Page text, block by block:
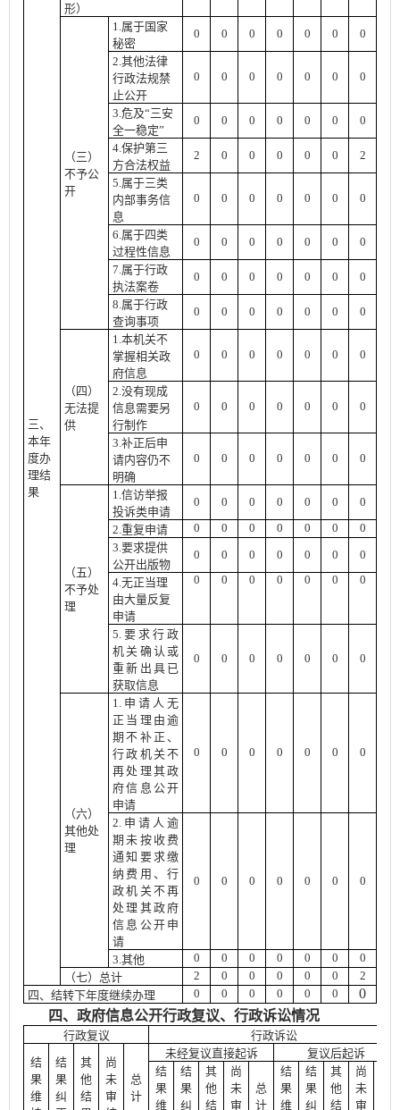
三、
本年
度办
理结
果
形）
（三）
不予公
开
1.属于国家
秘密
0 0 0 0 0 0 0
2.其他法律
行政法规禁
止公开
0 0 0 0 0 0 0
3.危及“三安
全一稳定”
0 0 0 0 0 0 0
4.保护第三
方合法权益
2 0 0 0 0 0 2
5.属于三类
内部事务信
息
0 0 0 0 0 0 0
6.属于四类
过程性信息
0 0 0 0 0 0 0
7.属于行政
执法案卷
0 0 0 0 0 0 0
8.属于行政
查询事项
0 0 0 0 0 0 0
（四）
无法提
供
1.本机关不
掌握相关政
府信息
0 0 0 0 0 0 0
2.没有现成
信息需要另
行制作
0 0 0 0 0 0 0
3.补正后申
请内容仍不
明确
0 0 0 0 0 0 0
（五）
不予处
理
1.信访举报
投诉类申请
0 0 0 0 0 0 0
2.重复申请 0 0 0 0 0 0
0
3.要求提供
公开出版物
0 0 0 0 0 0 0
4.无正当理
由大量反复
申请
0 0 0 0 0 0 0
5.要求行政
机关确认或
重新出具已
获取信息
0 0 0 0 0 0 0
（六）
其他处
理
1.申请人无
正当理由逾
期不补正、
行政机关不
再处理其政
府信息公开
申请
0 0 0 0 0 0 0
2.申请人逾
期未按收费
通知要求缴
纳费用、行
政机关不再
处理其政府
信息公开申
请
0 0 0 0 0 0 0
3.其他 0 0 0 0 0 0
0
（七）总计
2 0 0 0 0 0
2
四、结转下年度继续办理
0 0 0 0 0 0
0
四、政府信息公开行政复议、行政诉讼情况
行政复议
行政诉讼
结
果
维
结
果
纠
其
他
结
尚
未
审
总
计
未经复议直接起诉
复议后起诉
结
果
维
结
果
纠
其
他
结
尚
未
审
总
计
结
果
维
结
果
纠
其
他
结
尚
未
审